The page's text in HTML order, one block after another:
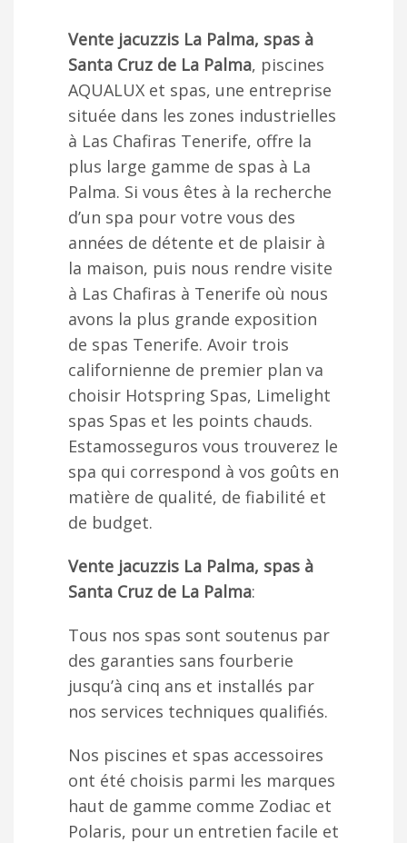
Vente jacuzzis La Palma, spas à
Santa Cruz de La Palma, piscines
AQUALUX et spas, une entreprise
située dans les zones industrielles
à Las Chafiras Tenerife, offre la
plus large gamme de spas à La
Palma. Si vous êtes à la recherche
d’un spa pour votre vous des
années de détente et de plaisir à
la maison, puis nous rendre visite
à Las Chafiras à Tenerife où nous
avons la plus grande exposition
de spas Tenerife. Avoir trois
californienne de premier plan va
choisir Hotspring Spas, Limelight
spas Spas et les points chauds.
Estamosseguros vous trouverez le
spa qui correspond à vos goûts en
matière de qualité, de fiabilité et
de budget.
Vente jacuzzis La Palma, spas à
Santa Cruz de La Palma:
Tous nos spas sont soutenus par
des garanties sans fourberie
jusqu’à cinq ans et installés par
nos services techniques qualifiés.
Nos piscines et spas accessoires
ont été choisis parmi les marques
haut de gamme comme Zodiac et
Polaris, pour un entretien facile et